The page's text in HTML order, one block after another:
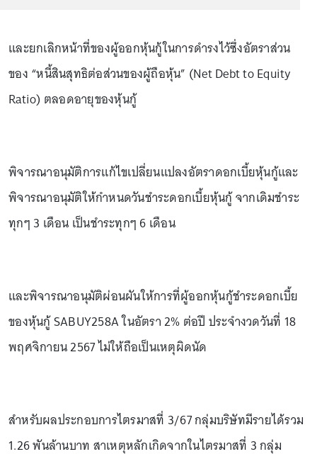
และยกเลิกหน้าที่ของผู้ออกหุ้นกู้ในการดำรงไว้ซึ่งอัตราส่วน
ของ “หนี้สินสุทธิต่อส่วนของผู้ถือหุ้น” (Net Debt to Equity
Ratio) ตลอดอายุของหุ้นกู้
พิจารณาอนุมัติการแก้ไขเปลี่ยนแปลงอัตราดอกเบี้ยหุ้นกู้และ
พิจารณาอนุมัติให้กำหนดวันชำระดอกเบี้ยหุ้นกู้ จากเดิมชำระ
ทุกๆ 3 เดือน เป็นชำระทุกๆ 6 เดือน
และพิจารณาอนุมัติผ่อนผันให้การที่ผู้ออกหุ้นกู้ชำระดอกเบี้ย
ของหุ้นกู้ SABUY258A ในอัตรา 2% ต่อปี ประจำงวดวันที่ 18
พฤศจิกายน 2567 ไม่ให้ถือเป็นเหตุผิดนัด
สำหรับผลประกอบการไตรมาสที่ 3/67 กลุ่มบริษัทมีรายได้รวม
1.26 พันล้านบาท สาเหตุหลักเกิดจากในไตรมาสที่ 3 กลุ่ม